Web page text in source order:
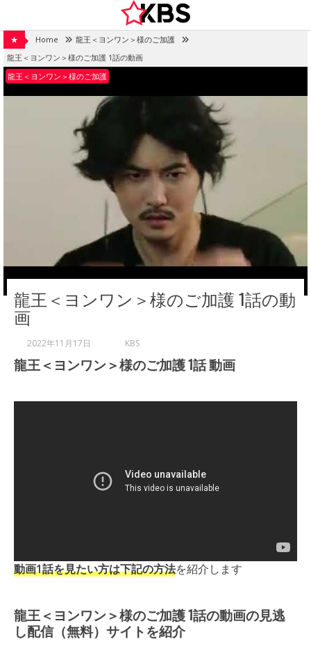
content
★ Home
龍王＜ヨンワン＞様のご加護
龍王＜ヨンワン＞様のご加護 1話の動画
龍王＜ヨンワン＞様のご加護
龍王＜ヨンワン＞様のご加護 1話の動
画
2022年11月17日 KBS
龍王＜ヨンワン＞様のご加護 1話 動画
動画1話を見たい方は下記の方法を紹介します
龍王＜ヨンワン＞様のご加護 1話の動画の見逃
し配信（無料）サイトを紹介